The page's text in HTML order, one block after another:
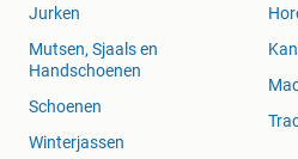
Jurken
Mutsen, Sjaals en
Handschoenen
Schoenen
Winterjassen